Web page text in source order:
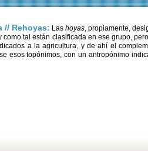
// Rehoyas: Las hoyas, propiamente,
como tal están clasificada en ese grupo,
a la agricultura, y de ahí el
esos topónimos, con un antropónimo